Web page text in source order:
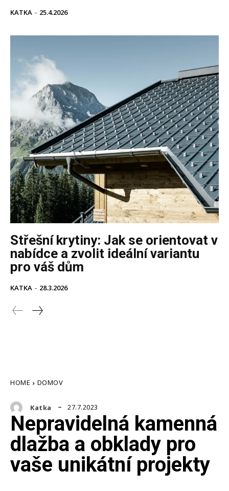
KATKA - 25.4.2026
Střešní krytiny: Jak se orientovat v
nabídce a zvolit ideální variantu
pro váš dům
KATKA - 28.3.2026